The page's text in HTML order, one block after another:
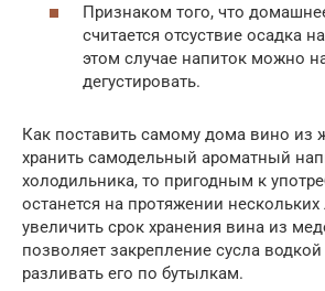
Признаком того, что
считается отсуствие осадка
этом случае напиток можно
дегустировать.
Как поставить самому дома вино из
хранить самодельный ароматный
холодильника, то пригодным к
останется на протяжении нескольких
увеличить срок хранения вина из
позволяет закрепление сусла
разливать его по бутылкам.